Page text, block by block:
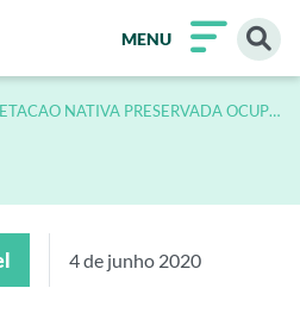
MENU
NATIVA PRESERVADA OCUPA
4 de junho 2020